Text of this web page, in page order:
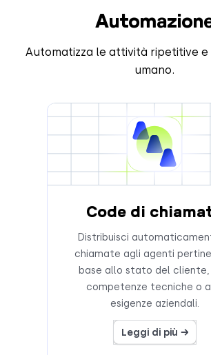
Automatizza le attività ripetitive e
umano.
Code di
Distribuisci
chiamate agli agenti
base allo stato del
competenze tecniche o
esigenze aziendali.
Leggi di più →